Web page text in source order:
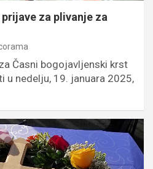
prijave za plivanje za
Časni bogojavljenski krst
u nedelju, 19. januara 2025,